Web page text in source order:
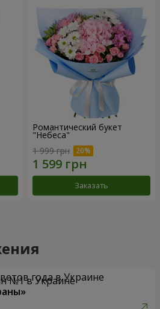
Романтический букет
"Небеса"
1 999 грн
Заказать
года в Украине